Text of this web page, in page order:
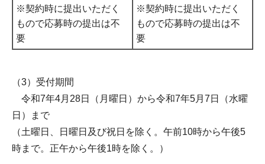
※契約時に提出いただく
もので応募時の提出は不
要
※契約時に提出いただく
もので応募時の提出は不
要
（3）受付期間
令和7年4月28日（月曜日）から令和7年5月7日（水曜
日）まで
（土曜日、日曜日及び祝日を除く。午前10時から午後5
時まで。正午から午後1時を除く。）